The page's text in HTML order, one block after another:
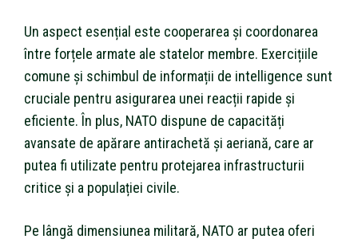
Un aspect esențial este cooperarea și coordonarea
între forțele armate ale statelor membre. Exercițiile
comune și schimbul de informații de intelligence sunt
cruciale pentru asigurarea unei reacții rapide și
eficiente. În plus, NATO dispune de capacități
avansate de apărare antirachetă și aeriană, care ar
putea fi utilizate pentru protejarea infrastructurii
critice și a populației civile.
Pe lângă dimensiunea militară, NATO ar putea oferi